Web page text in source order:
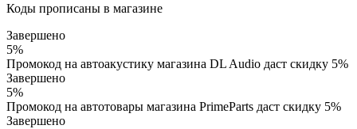
Коды прописаны в магазине
Завершено
5%
Промокод на автоакустику магазина DL Audio даст скидку 5%
Завершено
5%
Промокод на автотовары магазина PrimeParts даст скидку 5%
Завершено